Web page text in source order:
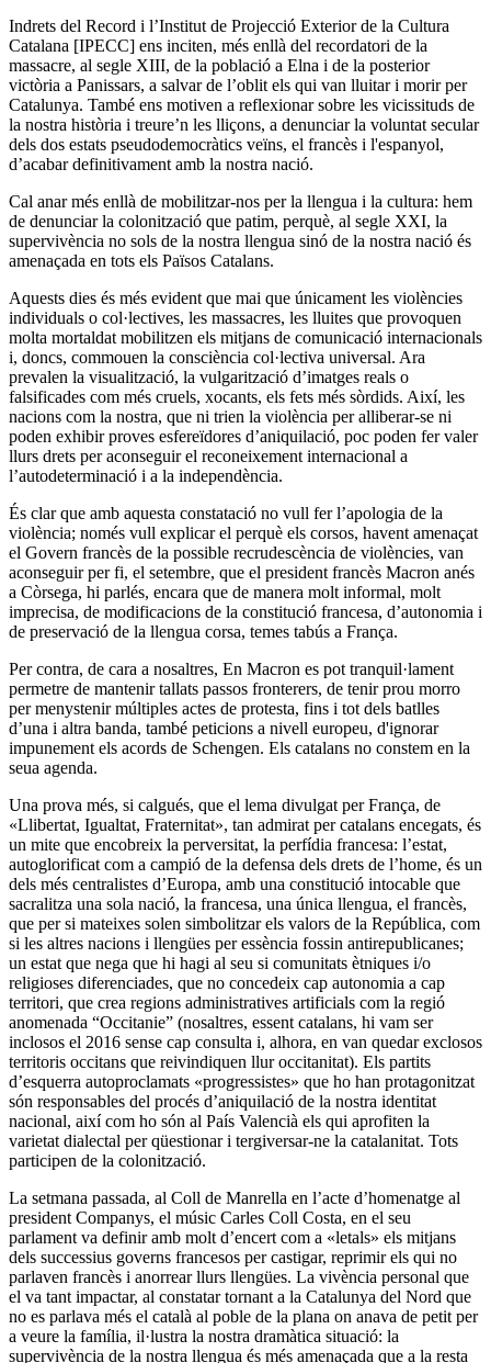
Indrets del Record i l’Institut de Projecció Exterior de la Cultura
Catalana [IPECC] ens inciten, més enllà del recordatori de la
massacre, al segle XIII, de la població a Elna i de la posterior
victòria a Panissars, a salvar de l’oblit els qui van lluitar i morir per
Catalunya. També ens motiven a reflexionar sobre les vicissituds de
la nostra història i treure’n les lliçons, a denunciar la voluntat secular
dels dos estats pseudodemocràtics veïns, el francès i l'espanyol,
d’acabar definitivament amb la nostra nació.
Cal anar més enllà de mobilitzar-nos per la llengua i la cultura: hem
de denunciar la colonització que patim, perquè, al segle XXI, la
supervivència no sols de la nostra llengua sinó de la nostra nació és
amenaçada en tots els Països Catalans.
Aquests dies és més evident que mai que únicament les violències
individuals o col·lectives, les massacres, les lluites que provoquen
molta mortaldat mobilitzen els mitjans de comunicació internacionals
i, doncs, commouen la consciència col·lectiva universal. Ara
prevalen la visualització, la vulgarització d’imatges reals o
falsificades com més cruels, xocants, els fets més sòrdids. Així, les
nacions com la nostra, que ni trien la violència per alliberar-se ni
poden exhibir proves esfereïdores d’aniquilació, poc poden fer valer
llurs drets per aconseguir el reconeixement internacional a
l’autodeterminació i a la independència.
És clar que amb aquesta constatació no vull fer l’apologia de la
violència; només vull explicar el perquè els corsos, havent amenaçat
el Govern francès de la possible recrudescència de violències, van
aconseguir per fi, el setembre, que el president francès Macron anés
a Còrsega, hi parlés, encara que de manera molt informal, molt
imprecisa, de modificacions de la constitució francesa, d’autonomia i
de preservació de la llengua corsa, temes tabús a França.
Per contra, de cara a nosaltres, En Macron es pot tranquil·lament
permetre de mantenir tallats passos fronterers, de tenir prou morro
per menystenir múltiples actes de protesta, fins i tot dels batlles
d’una i altra banda, també peticions a nivell europeu, d'ignorar
impunement els acords de Schengen. Els catalans no constem en la
seua agenda.
Una prova més, si calgués, que el lema divulgat per França, de
«Llibertat, Igualtat, Fraternitat», tan admirat per catalans encegats, és
un mite que encobreix la perversitat, la perfídia francesa: l’estat,
autoglorificat com a campió de la defensa dels drets de l’home, és un
dels més centralistes d’Europa, amb una constitució intocable que
sacralitza una sola nació, la francesa, una única llengua, el francès,
que per si mateixes solen simbolitzar els valors de la República, com
si les altres nacions i llengües per essència fossin antirepublicanes;
un estat que nega que hi hagi al seu si comunitats ètniques i/o
religioses diferenciades, que no concedeix cap autonomia a cap
territori, que crea regions administratives artificials com la regió
anomenada “Occitanie” (nosaltres, essent catalans, hi vam ser
inclosos el 2016 sense cap consulta i, alhora, en van quedar exclosos
territoris occitans que reivindiquen llur occitanitat). Els partits
d’esquerra autoproclamats «progressistes» que ho han protagonitzat
són responsables del procés d’aniquilació de la nostra identitat
nacional, així com ho són al País Valencià els qui aprofiten la
varietat dialectal per qüestionar i tergiversar-ne la catalanitat. Tots
participen de la colonització.
La setmana passada, al Coll de Manrella en l’acte d’homenatge al
president Companys, el músic Carles Coll Costa, en el seu
parlament va definir amb molt d’encert com a «letals» els mitjans
dels successius governs francesos per castigar, reprimir els qui no
parlaven francès i anorrear llurs llengües. La vivència personal que
el va tant impactar, al constatar tornant a la Catalunya del Nord que
no es parlava més el català al poble de la plana on anava de petit per
a veure la família, il·lustra la nostra dramàtica situació: la
supervivència de la nostra llengua és més amenaçada que a la resta